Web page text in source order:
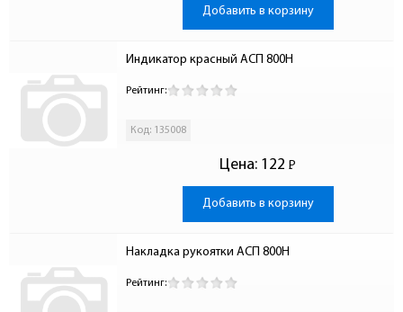
Добавить в корзину
Индикатор красный АСП 800Н
Рейтинг:
Код: 135008
Цена: 122 Р
-
Добавить в корзину
Накладка рукоятки АСП 800Н
Рейтинг: